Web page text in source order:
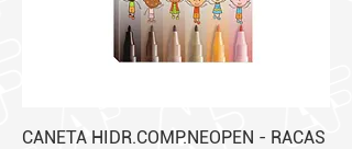
CANETA HIDR.COMP.NEOPEN - RACAS